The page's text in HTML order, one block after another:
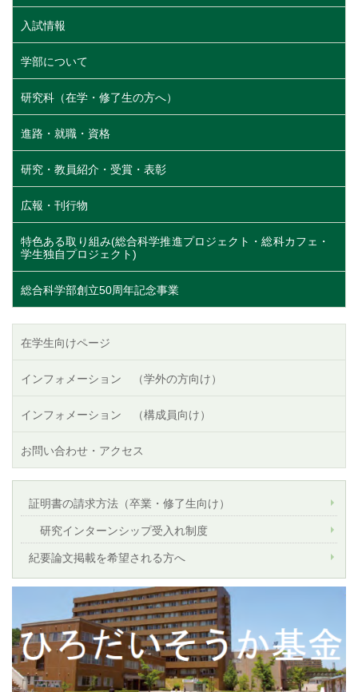
入試情報
学部について
研究科（在学・修了生の方へ）
進路・就職・資格
研究・教員紹介・受賞・表彰
広報・刊行物
特色ある取り組み(総合科学推進プロジェクト・総科カフェ・
学生独自プロジェクト)
総合科学部創立50周年記念事業
在学生向けページ
インフォメーション （学外の方向け）
インフォメーション （構成員向け）
お問い合わせ・アクセス
証明書の請求方法（卒業・修了生向け）
研究インターンシップ受入れ制度
紀要論文掲載を希望される方へ